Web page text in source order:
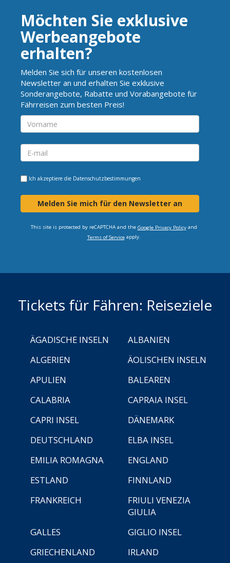
Möchten Sie exklusive
Werbeangebote
erhalten?
Melden Sie sich für unseren kostenlosen
Newsletter an und erhalten Sie exklusive
Sonderangebote, Rabatte und Vorabangebote für
Fährreisen zum besten Preis!
Ich akzeptiere die Datenschutzbestimmungen
Melden Sie mich für den Newsletter an
This site is protected by reCAPTCHA and the Google Privacy Policyand
Terms of Serviceapply.
Tickets für Fähren: Reiseziele
ÄGADISCHE INSELN
ALBANIEN
ALGERIEN
ÄOLISCHEN INSELN
APULIEN
BALEAREN
CALABRIA
CAPRAIA INSEL
CAPRI INSEL
DÄNEMARK
DEUTSCHLAND
ELBA INSEL
EMILIA ROMAGNA
ENGLAND
ESTLAND
FINNLAND
FRANKREICH
FRIULI VENEZIA
GIULIA
GALLES
GIGLIO INSEL
GRIECHENLAND
IRLAND